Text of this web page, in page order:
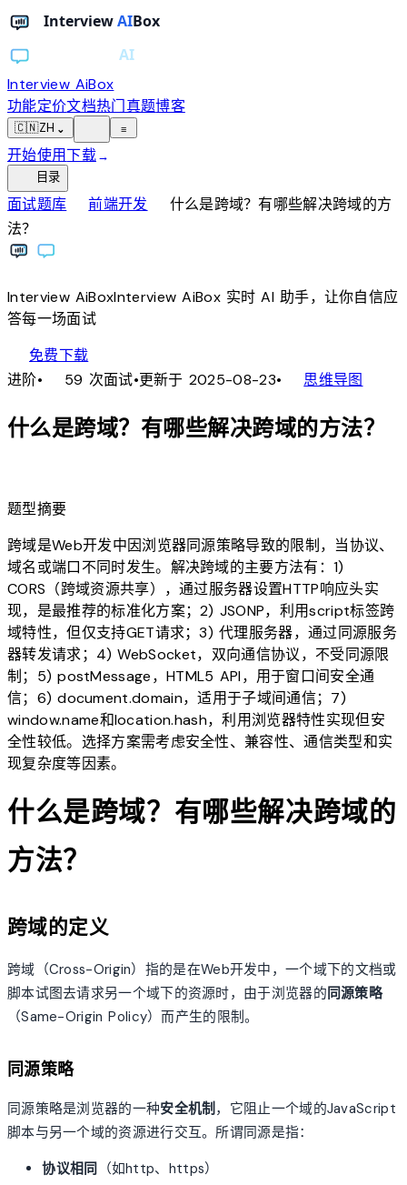
Interview AiBox
功能定价文档热门真题博客
🇨🇳ZH ⌄ ≡
开始使用下载→
目录
面试题库chevron_right前端开发chevron_right
什么是跨域？有哪些解决跨域的方
法？
Interview AiBoxInterviewAiBox实时 AI 助手，让你自信应
答每一场面试
免费下载
进阶• 59 次面试•更新于 2025-08-23• account_tree思维导图
什么是跨域？有哪些解决跨域的方法？
题型摘要
跨域是Web开发中因浏览器同源策略导致的限制，当协议、
域名或端口不同时发生。解决跨域的主要方法有：1)
CORS（跨域资源共享），通过服务器设置HTTP响应头实
现，是最推荐的标准化方案；2) JSONP，利用script标签跨
域特性，但仅支持GET请求；3) 代理服务器，通过同源服务
器转发请求；4) WebSocket，双向通信协议，不受同源限
制；5) postMessage，HTML5 API，用于窗口间安全通
信；6) document.domain，适用于子域间通信；7)
window.name和location.hash，利用浏览器特性实现但安
全性较低。选择方案需考虑安全性、兼容性、通信类型和实
现复杂度等因素。
什么是跨域？有哪些解决跨域的
方法？
跨域的定义
跨域（Cross-Origin）指的是在Web开发中，一个域下的文档或
脚本试图去请求另一个域下的资源时，由于浏览器的同源策略
（Same-Origin Policy）而产生的限制。
同源策略
同源策略是浏览器的一种安全机制 ，它阻止一个域的JavaScript
脚本与另一个域的资源进行交互。所谓同源是指：
协议相同
（如http、https）